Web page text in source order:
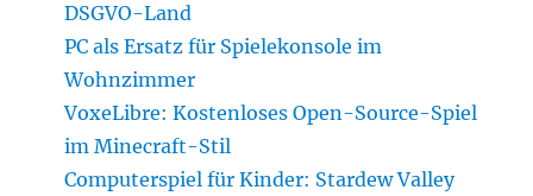
DSGVO-Land
PC als Ersatz für Spielekonsole im
Wohnzimmer
VoxeLibre: Kostenloses Open-Source-Spiel
im Minecraft-Stil
Computerspiel für Kinder: Stardew Valley